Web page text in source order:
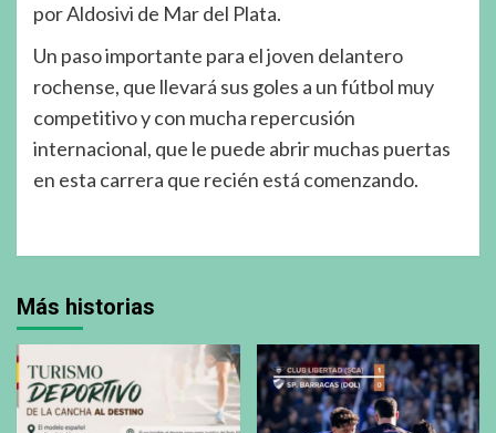
por Aldosivi de Mar del Plata.
Un paso importante para el joven delantero
rochense, que llevará sus goles a un fútbol muy
competitivo y con mucha repercusión
internacional, que le puede abrir muchas puertas
en esta carrera que recién está comenzando.
Más historias